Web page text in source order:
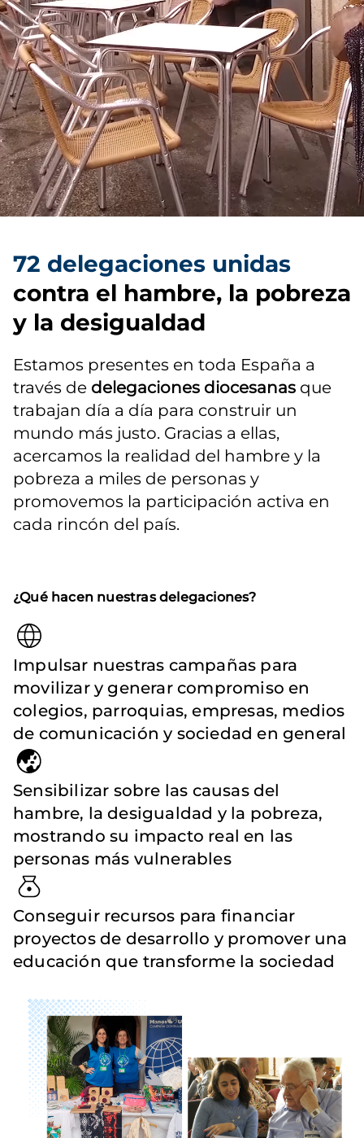
72 delegaciones unidas
contra el hambre, la pobreza
y la desigualdad
Estamos presentes en toda España a
través de delegaciones diocesanas que
trabajan día a día para construir un
mundo más justo. Gracias a ellas,
acercamos la realidad del hambre y la
pobreza a miles de personas y
promovemos la participación activa en
cada rincón del país.
¿Qué hacen nuestras delegaciones?
Impulsar nuestras campañas para
movilizar y generar compromiso en
colegios, parroquias, empresas, medios
de comunicación y sociedad en general
Sensibilizar sobre las causas del
hambre, la desigualdad y la pobreza,
mostrando su impacto real en las
personas más vulnerables
Conseguir recursos para financiar
proyectos de desarrollo y promover una
educación que transforme la sociedad
Imagen